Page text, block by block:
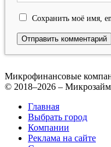
Сохранить моё имя,
Микрофинансовые
© 2018–2026 –
Главная
Выбрать город
Компании
Реклама на сайте